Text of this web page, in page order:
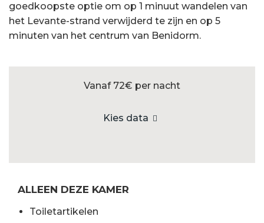
goedkoopste optie om op 1 minuut wandelen van
het Levante-strand verwijderd te zijn en op 5
minuten van het centrum van Benidorm.
Vanaf 72€ per nacht
Kies data
ALLEEN DEZE KAMER
Toiletartikelen